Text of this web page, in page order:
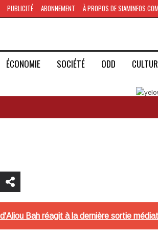
PUBLICITÉ ABONNEMENT À PROPOS DE SIAMINFOS.COM
ÉCONOMIE SOCIÉTÉ ODD
Bah réagit à la dernière sortie